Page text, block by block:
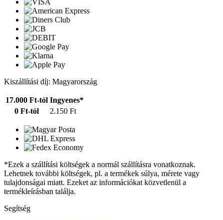
Kiszállítási díj: Magyarország
17.000 Ft-tól Ingyenes*
0 Ft-tól
2.150 Ft
*Ezek a szállítási költségek a normál szállításra vonatkoznak.
Lehetnek további költségek, pl. a termékek súlya, mérete vagy
tulajdonságai miatt. Ezeket az információkat közvetlenül a
termékleírásban találja.
Segítség